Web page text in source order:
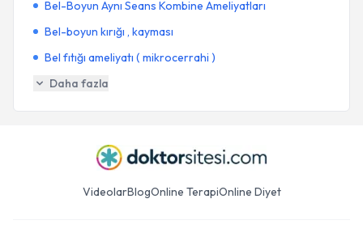
Bel-Boyun Aynı Seans Kombine Ameliyatları
Bel-boyun kırığı , kayması
Bel fıtığı ameliyatı ( mikrocerrahi )
Daha fazla
VideolarBlogOnline TerapiOnline Diyet